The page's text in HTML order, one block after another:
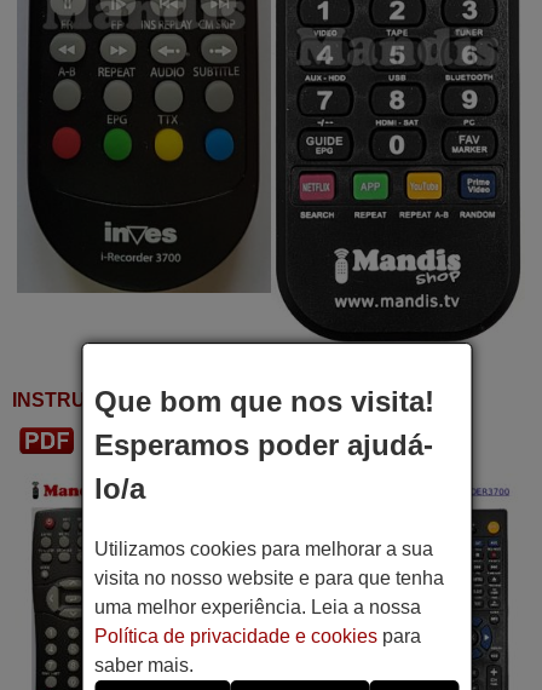
INSTRUÇÕES DE USO
Baixar PDF
Que bom que nos visita!
Esperamos poder ajudá-
lo/a
Utilizamos cookies para melhorar a sua
visita no nosso website e para que tenha
uma melhor experiência. Leia a nossa
Política de privacidade e cookies para
saber mais.